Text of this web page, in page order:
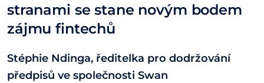
stranami se stane novým bodem
zájmu fintechů
Stéphie Ndinga, ředitelka pro dodržování
předpisů ve společnosti Swan